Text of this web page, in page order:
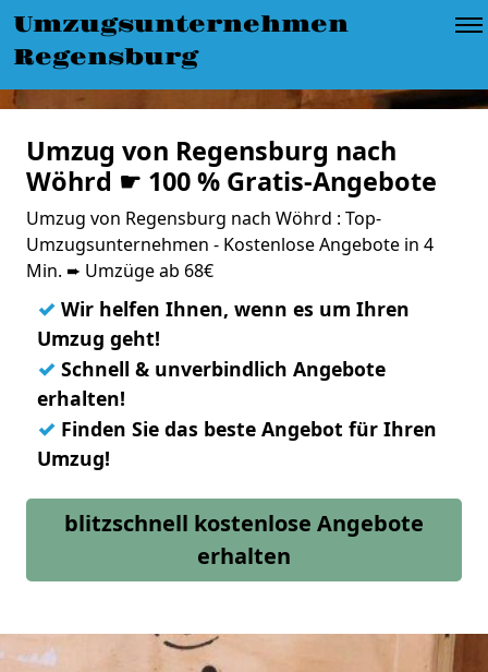
Umzugsunternehmen
Regensburg
Umzug von Regensburg nach
Wöhrd ☛ 100 % Gratis-Angebote
Umzug von Regensburg nach Wöhrd : Top-
Umzugsunternehmen - Kostenlose Angebote in 4
Min. ➨ Umzüge ab 68€
✓ Wir helfen Ihnen, wenn es um Ihren
Umzug geht!
✓ Schnell & unverbindlich Angebote
erhalten!
✓ Finden Sie das beste Angebot für Ihren
Umzug!
blitzschnell kostenlose Angebote
erhalten